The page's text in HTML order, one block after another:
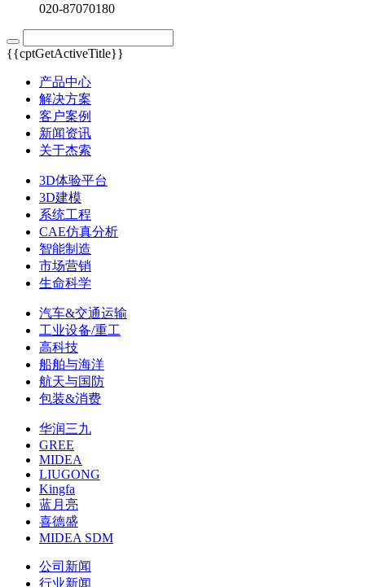
020-87070180
{{cptGetActiveTitle}}
产品中心
解决方案
客户案例
新闻资讯
关于杰索
3D体验平台
3D建模
系统工程
CAE仿真分析
智能制造
市场营销
生命科学
汽车&交通运输
工业设备/重工
高科技
船舶与海洋
航天与国防
包装&消费
华润三九
GREE
MIDEA
LIUGONG
Kingfa
蓝月亮
喜德盛
MIDEA SDM
公司新闻
行业新闻